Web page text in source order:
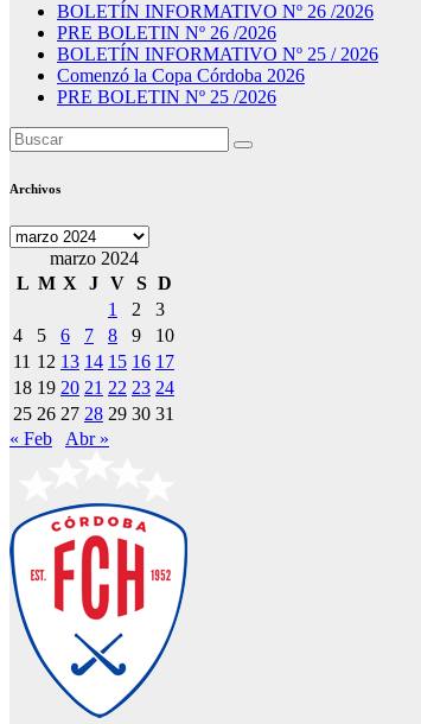
BOLETÍN INFORMATIVO Nº 26 /2026
PRE BOLETIN Nº 26 /2026
BOLETÍN INFORMATIVO Nº 25 / 2026
Comenzó la Copa Córdoba 2026
PRE BOLETIN Nº 25 /2026
Archivos
Archivos
marzo 2024
L M X J V S D
1
2
3
4
5 6 7 8 9
10
11 12 13 14 15 16 17
18 19 20 21 22 23 24
25 26 27 28 29 30 31
« Feb
Abr »